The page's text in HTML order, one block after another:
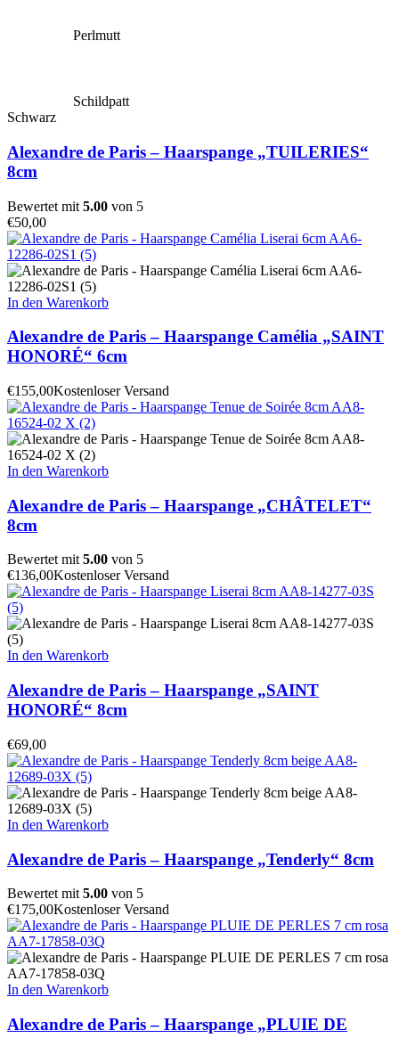
Perlmutt
Schildpatt
Schwarz
Alexandre de Paris – Haarspange „TUILERIES“
8cm
Bewertet mit 5.00 von 5
€50,00
In den Warenkorb
Alexandre de Paris – Haarspange Camélia „SAINT
HONORÉ“ 6cm
€155,00Kostenloser Versand
In den Warenkorb
Alexandre de Paris – Haarspange „CHÂTELET“
8cm
Bewertet mit5.00 von 5
€136,00Kostenloser Versand
In den Warenkorb
Alexandre de Paris – Haarspange „SAINT
HONORÉ“ 8cm
€69,00
In den Warenkorb
Alexandre de Paris – Haarspange „Tenderly“ 8cm
Bewertet mit 5.00 von 5
€175,00Kostenloser Versand
In den Warenkorb
Alexandre de Paris – Haarspange „PLUIE DE